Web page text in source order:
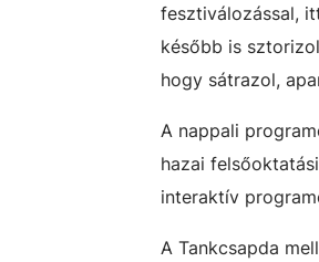
fesztiválozással,
később is
hogy sátrazol,
A nappali
hazai
interaktív
A Tankcsapda